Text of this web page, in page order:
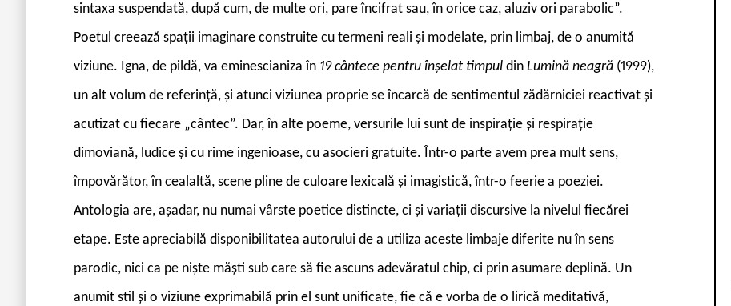
sintaxa suspendată, după cum, de multe ori, pare încifrat sau, în orice caz, aluziv ori parabolic”.
Poetul creează spații imaginare construite cu termeni reali și modelate, prin limbaj, de o anumită
viziune. Igna, de pildă, va eminescianiza în 19 cântece pentru înșelat timpul din Lumină neagră (1999),
un alt volum de referință, și atunci viziunea proprie se încarcă de sentimentul zădărniciei reactivat și
acutizat cu fiecare „cântec”. Dar, în alte poeme, versurile lui sunt de inspirație și respirație
dimoviană, ludice și cu rime ingenioase, cu asocieri gratuite. Într-o parte avem prea mult sens,
împovărător, în cealaltă, scene pline de culoare lexicală și imagistică, într-o feerie a poeziei.
Antologia are, așadar, nu numai vârste poetice distincte, ci și variații discursive la nivelul fiecărei
etape. Este apreciabilă disponibilitatea autorului de a utiliza aceste limbaje diferite nu în sens
parodic, nici ca pe niște măști sub care să fie ascuns adevăratul chip, ci prin asumare deplină. Un
anumit stil și o viziune exprimabilă prin el sunt unificate, fie că e vorba de o lirică meditativă,